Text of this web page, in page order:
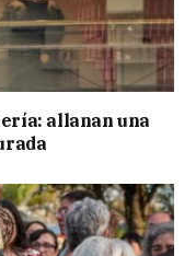
allanan una